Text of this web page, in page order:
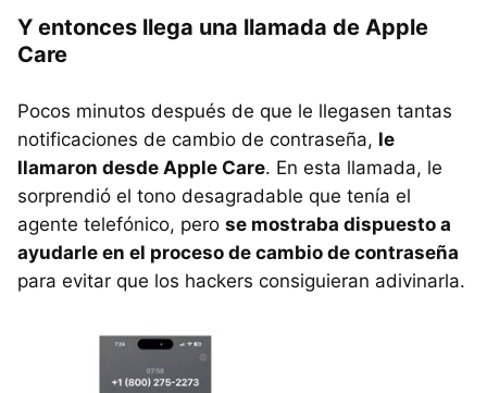
Y entonces llega una llamada de Apple
Care
Pocos minutos después de que le llegasen tantas
notificaciones de cambio de contraseña, le
llamaron desde Apple Care. En esta llamada, le
sorprendió el tono desagradable que tenía el
agente telefónico, pero se mostraba dispuesto a
ayudarle en el proceso de cambio de contraseña
para evitar que los hackers consiguieran adivinarla.